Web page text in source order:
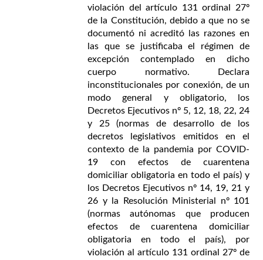
violación del artículo 131 ordinal 27º
de la Constitución, debido a que no se
documentó ni acreditó las razones en
las que se justificaba el régimen de
excepción contemplado en dicho
cuerpo normativo. Declara
inconstitucionales por conexión, de un
modo general y obligatorio, los
Decretos Ejecutivos nº 5, 12, 18, 22, 24
y 25 (normas de desarrollo de los
decretos legislativos emitidos en el
contexto de la pandemia por COVID-
19 con efectos de cuarentena
domiciliar obligatoria en todo el país) y
los Decretos Ejecutivos nº 14, 19, 21 y
26 y la Resolución Ministerial nº 101
(normas autónomas que producen
efectos de cuarentena domiciliar
obligatoria en todo el país), por
violación al artículo 131 ordinal 27º de